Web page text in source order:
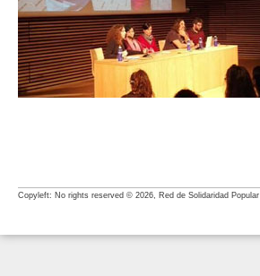
Copyleft: No rights reserved © 2026, Red de Solidaridad Popular